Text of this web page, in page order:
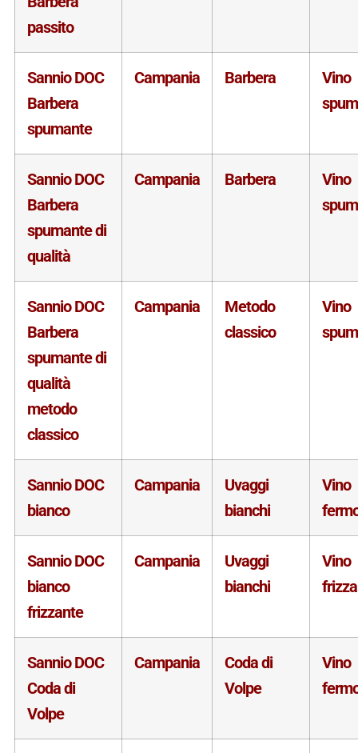
passito
Sannio DOC
Barbera
spumante
Campania Barbera
Vino
Sannio DOC
Barbera
spumante di
qualità
Campania Barbera
Vino
Sannio DOC
Barbera
spumante di
qualità
metodo
classico
Campania
Metodo
classico
Vino
Sannio DOC
bianco
Campania
Uvaggi
bianchi
Vino
Sannio DOC
bianco
frizzante
Campania
Uvaggi
bianchi
Vino
Sannio DOC
Coda di
Volpe
Campania
Coda di
Volpe
Vino